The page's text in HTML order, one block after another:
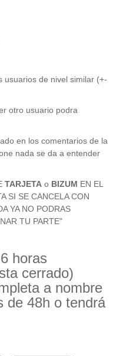
usuarios de nivel similar (+-
otro usuario podra
en los comentarios de la
nada se da a entender
TARJETA o BIZUM EN EL
SI SE CANCELA CON
YA NO PODRAS
TU PARTE"
horas
cerrado)
a nombre
de 48h o tendrá